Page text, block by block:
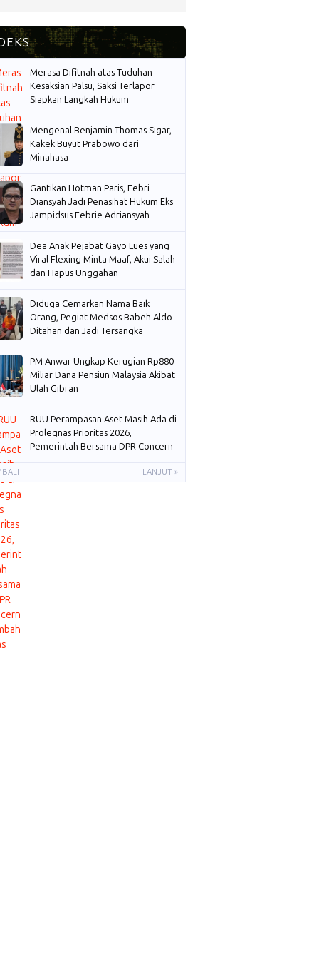
Merasa Difitnah atas Tuduhan
Kesaksian Palsu, Saksi Terlapor
Siapkan Langkah Hukum
Mengenal Benjamin Thomas Sigar,
Kakek Buyut Prabowo dari
Minahasa
Gantikan Hotman Paris, Febri
Diansyah Jadi Penasihat Hukum Eks
Jampidsus Febrie Adriansyah
Dea Anak Pejabat Gayo Lues yang
Viral Flexing Minta Maaf, Akui Salah
dan Hapus Unggahan
Diduga Cemarkan Nama Baik
Orang, Pegiat Medsos Babeh Aldo
Ditahan dan Jadi Tersangka
PM Anwar Ungkap Kerugian Rp880
Miliar Dana Pensiun Malaysia Akibat
Ulah Gibran
RUU Perampasan Aset Masih Ada di
Prolegnas Prioritas 2026,
Pemerintah Bersama DPR Concern
LANJUT »